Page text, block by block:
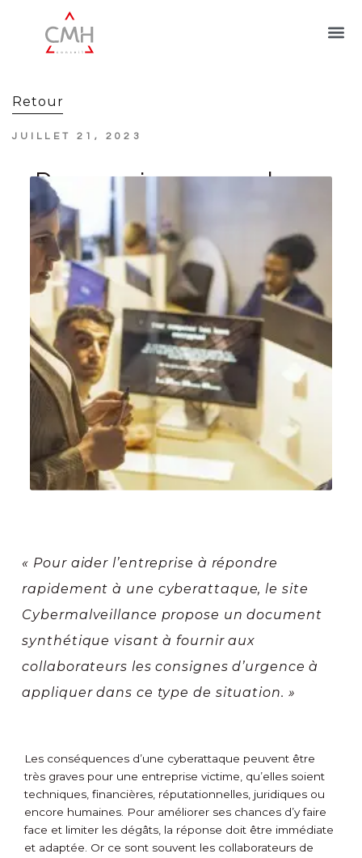
Retour
JUILLET 21, 2023
Des consignes pour les
collaborateurs en cas
de cyberattaque
« Pour aider l’entreprise à répondre
rapidement à une cyberattaque, le site
Cybermalveillance propose un document
synthétique visant à fournir aux
collaborateurs les consignes d’urgence à
appliquer dans ce type de situation. »
Les conséquences d’une cyberattaque peuvent être
très graves pour une entreprise victime, qu’elles soient
techniques, financières, réputationnelles, juridiques ou
encore humaines. Pour améliorer ses chances d’y faire
face et limiter les dégâts, la réponse doit être immédiate
et adaptée. Or ce sont souvent les collaborateurs de